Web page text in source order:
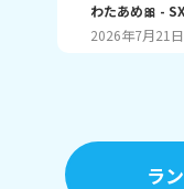
ンやロブロッ
がないし親に
についていけ
ょ？」って言
行きな？」っ
すごくイライ
間、周りから
わたあめ🎀 -
2026年7月21日
ラ